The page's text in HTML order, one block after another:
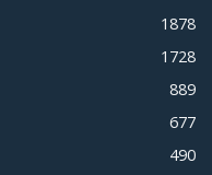
1878
1728
889
677
490